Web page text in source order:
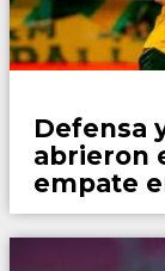
Defensa
abrieron
empate